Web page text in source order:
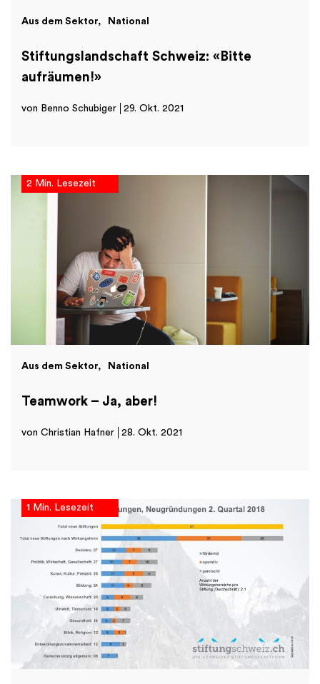
Aus dem Sektor National
Stiftungslandschaft Schweiz: «Bitte
aufräumen!»
von Benno Schubiger 29. Okt. 2021
2 Min. Lesezeit
Aus dem Sektor National
Teamwork – Ja, aber!
von Christian Hafner 28. Okt. 2021
1 Min. Lesezeit